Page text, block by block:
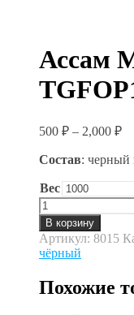
Ассам
500 ₽ – 2,000 ₽
Состав: черный
Вес
Количество
товара
Ассам
Мокалбари
TGFOP1
В корзину
Артикул: 8015
чёрный
Похожие